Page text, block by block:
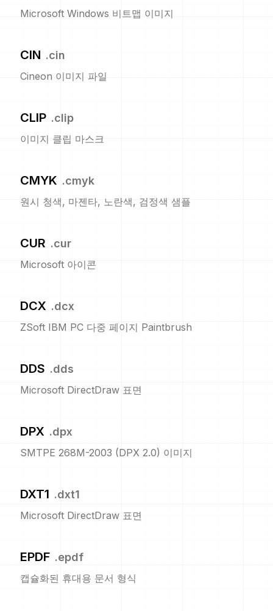
Microsoft Windows 비트맵 이미지
CIN .cin
Cineon 이미지 파일
CLIP .clip
이미지 클립 마스크
CMYK .cmyk
원시 청색, 마젠타, 노란색, 검정색 샘플
CUR .cur
Microsoft 아이콘
DCX .dcx
ZSoft IBM PC 다중 페이지 Paintbrush
DDS .dds
Microsoft DirectDraw 표면
DPX .dpx
SMTPE 268M-2003 (DPX 2.0) 이미지
DXT1 .dxt1
Microsoft DirectDraw 표면
EPDF .epdf
캡슐화된 휴대용 문서 형식